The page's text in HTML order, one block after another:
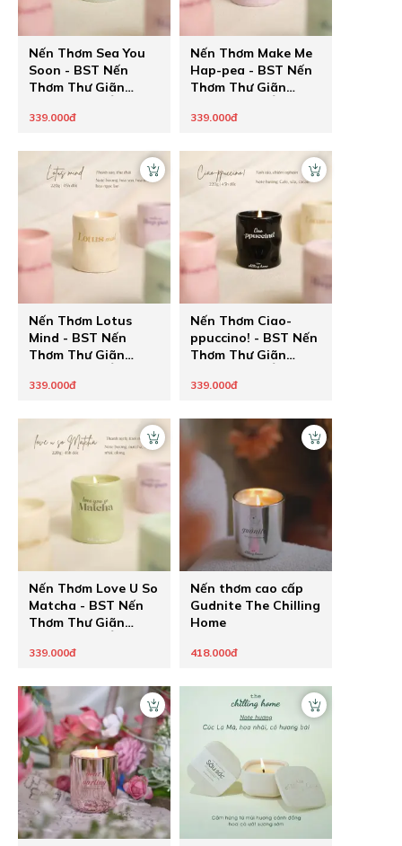
Nến Thơm Sea You
Soon - BST Nến
Thơm Thư Giãn
Healing Pastel của
Quà Tặng Chữa
Lành Cho Người
Thương
339.000đ
Nến Thơm Make Me
Hap-pea - BST Nến
Thơm Thư Giãn
Healing Pastel của
Quà Tặng Chữa
Lành Cho Người
Thương
339.000đ
Nến Thơm Lotus
Mind - BST Nến
Thơm Thư Giãn
Healing Pastel của
Quà Tặng Chữa
Lành Cho Người
Thương
339.000đ
Nến Thơm Ciao-
ppuccino! - BST Nến
Thơm Thư Giãn
Healing Pastel của
Quà Tặng Chữa
Lành Cho Người
Thương
339.000đ
Nến Thơm Love U So
Matcha - BST Nến
Thơm Thư Giãn
Healing Pastel của
Quà Tặng Chữa
Lành Cho Người
Thương
339.000đ
Nến thơm cao cấp
Gudnite The Chilling
Home
418.000đ